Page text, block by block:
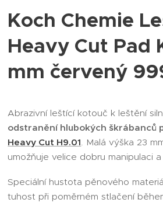
Koch Chemie
Heavy Cut Pad
mm červený
Abrazivní leštící kotouč k leštění
odstranění hlubokých škrábanců
Heavy Cut H9.01. Malá výška 23
umožňuje velice dobru manipulaci
Speciální hustota pěnového
tuhost při poměrném stlačení